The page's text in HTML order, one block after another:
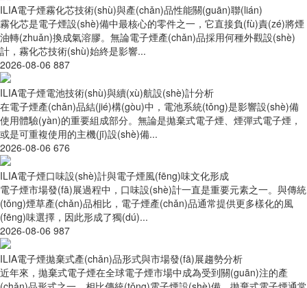
ILIA電子煙霧化芯技術(shù)與產(chǎn)品性能關(guān)聯(lián)
霧化芯是電子煙設(shè)備中最核心的零件之一，它直接負(fù)責(zé)將煙
油轉(zhuǎn)換成氣溶膠。無論電子煙產(chǎn)品採用何種外觀設(shè)
計，霧化芯技術(shù)始終是影響...
2026-08-06 887
ILIA電子煙電池技術(shù)與續(xù)航設(shè)計分析
在電子煙產(chǎn)品結(jié)構(gòu)中，電池系統(tǒng)是影響設(shè)備
使用體驗(yàn)的重要組成部分。無論是拋棄式電子煙、煙彈式電子煙，
或是可重複使用的主機(jī)設(shè)備...
2026-08-06 676
ILIA電子煙口味設(shè)計與電子煙風(fēng)味文化形成
電子煙市場發(fā)展過程中，口味設(shè)計一直是重要元素之一。與傳統
(tǒng)煙草產(chǎn)品相比，電子煙產(chǎn)品通常提供更多樣化的風
(fēng)味選擇，因此形成了獨(dú)...
2026-08-06 987
ILIA電子煙拋棄式產(chǎn)品形式與市場發(fā)展趨勢分析
近年來，拋棄式電子煙在全球電子煙市場中成為受到關(guān)注的產